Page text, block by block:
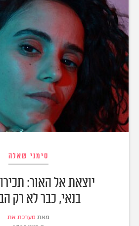
סימני שאלה
יוצאת אל האור:
בנאי, כבר לא רק
מאת מערכת את